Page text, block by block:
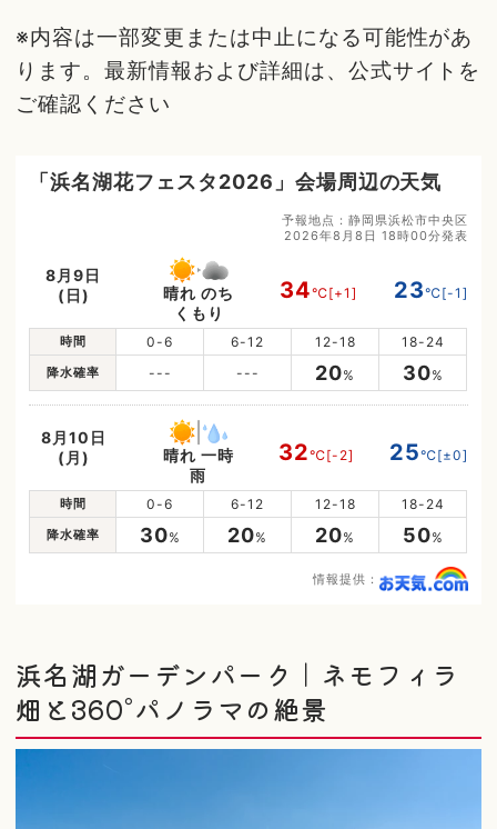
※内容は一部変更または中止になる可能性があ
ります。最新情報および詳細は、公式サイトを
ご確認ください
「浜名湖花フェスタ2026」会場周辺の天気
予報地点：静岡県浜松市中央区
2026年8月8日 18時00分発表
8月9日
(日)
晴れ のち
くもり
34℃[+1] 23℃[-1]
時間 0-6 6-12 12-18 18-24
降水確率 --- --- 20% 30%
8月10日
(月)
晴れ 一時
雨
32℃[-2] 25℃[±0]
時間 0-6 6-12 12-18 18-24
降水確率 30% 20% 20% 50%
情報提供：
浜名湖ガーデンパーク｜ネモフィラ
畑と360°パノラマの絶景